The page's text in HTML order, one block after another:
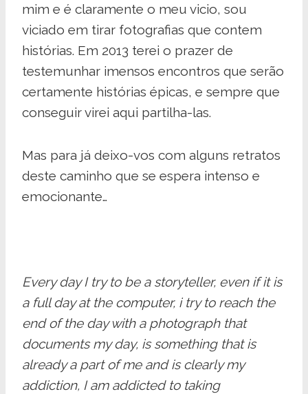
mim e é claramente o meu vicio, sou
viciado em tirar fotografias que contem
histórias. Em 2013 terei o prazer de
testemunhar imensos encontros que serão
certamente histórias épicas, e sempre que
conseguir virei aqui partilha-las.
Mas para já deixo-vos com alguns retratos
deste caminho que se espera intenso e
emocionante…
Every day I try to be a storyteller, even if it is
a full day at the computer, i try to reach the
end of the day with a photograph that
documents my day, is something that is
already a part of me and is clearly my
addiction, I am addicted to taking